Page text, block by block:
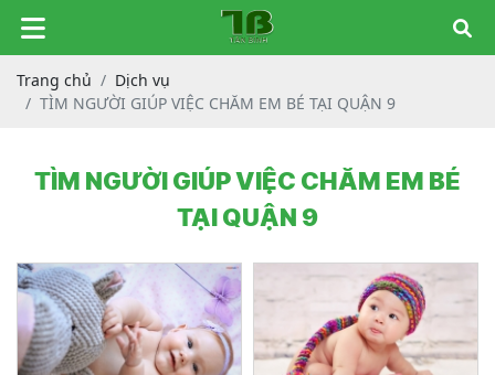
Trang chủ
Dịch vụ
TÌM NGƯỜI GIÚP VIỆC CHĂM EM BÉ TẠI QUẬN 9
TÌM NGƯỜI GIÚP VIỆC CHĂM EM BÉ
TẠI QUẬN 9